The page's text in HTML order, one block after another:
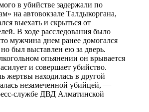
в убийстве задержали по
на автовокзале Талдыкоргана,
выехать и скрыться от
В ходе расследования было
мужчина днем ранее домогался
был выставлен ею за дверь.
опьянении он врывается
и совершает убийство.
жертвы находилась в другой
незамеченной убийцей, —
службе ДВД Алматинской